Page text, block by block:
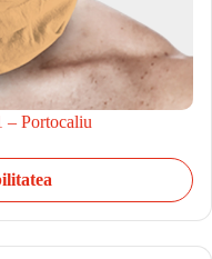
– Portocaliu